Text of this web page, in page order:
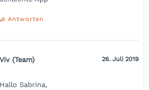
Antworten
Viv (Team) 26. Juli 2019
Hallo Sabrina,